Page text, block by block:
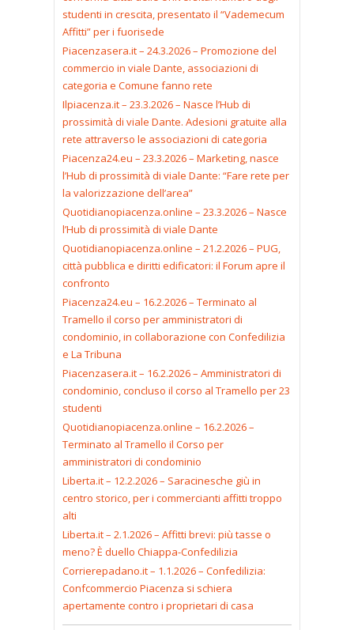
studenti in crescita, presentato il “Vademecum
Affitti” per i fuorisede
Piacenzasera.it – 24.3.2026 – Promozione del
commercio in viale Dante, associazioni di
categoria e Comune fanno rete
Ilpiacenza.it – 23.3.2026 – Nasce l’Hub di
prossimità di viale Dante. Adesioni gratuite alla
rete attraverso le associazioni di categoria
Piacenza24.eu – 23.3.2026 – Marketing, nasce
l’Hub di prossimità di viale Dante: “Fare rete per
la valorizzazione dell’area”
Quotidianopiacenza.online – 23.3.2026 – Nasce
l’Hub di prossimità di viale Dante
Quotidianopiacenza.online – 21.2.2026 – PUG,
città pubblica e diritti edificatori: il Forum apre il
confronto
Piacenza24.eu – 16.2.2026 – Terminato al
Tramello il corso per amministratori di
condominio, in collaborazione con Confedilizia
e La Tribuna
Piacenzasera.it – 16.2.2026 – Amministratori di
condominio, concluso il corso al Tramello per 23
studenti
Quotidianopiacenza.online – 16.2.2026 –
Terminato al Tramello il Corso per
amministratori di condominio
Liberta.it – 12.2.2026 – Saracinesche giù in
centro storico, per i commercianti affitti troppo
alti
Liberta.it – 2.1.2026 – Affitti brevi: più tasse o
meno? È duello Chiappa-Confedilizia
Corrierepadano.it – 1.1.2026 – Confedilizia:
Confcommercio Piacenza si schiera
apertamente contro i proprietari di casa